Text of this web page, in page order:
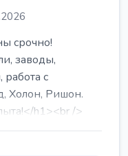
срочно!
заводы,
с
Холон, Ришон.
h1><br />